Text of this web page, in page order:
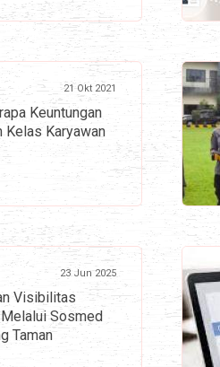
21 Okt 2021
Keuntungan
Karyawan
23 Jun 2025
Visibilitas
Sosmed
Taman